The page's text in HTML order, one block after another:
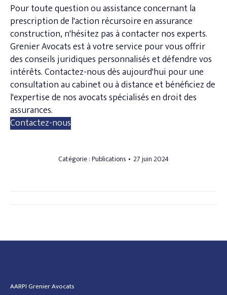
Pour toute question ou assistance concernant la
prescription de l'action récursoire en assurance
construction, n'hésitez pas à contacter nos experts.
Grenier Avocats est à votre service pour vous offrir
des conseils juridiques personnalisés et défendre vos
intérêts. Contactez-nous dès aujourd'hui pour une
consultation au cabinet ou à distance et bénéficiez de
l'expertise de nos avocats spécialisés en droit des
assurances.
Contactez-nous
Catégorie :Publications 27 juin 2024
AARPI Grenier Avocats